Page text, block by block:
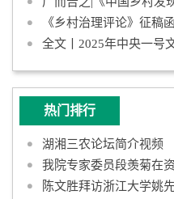
《乡村治理评论》征稿函
全文丨2025年中央一号
热门排行
湖湘三农论坛简介视频
我院专家委员段羡菊在
陈文胜拜访浙江大学姚